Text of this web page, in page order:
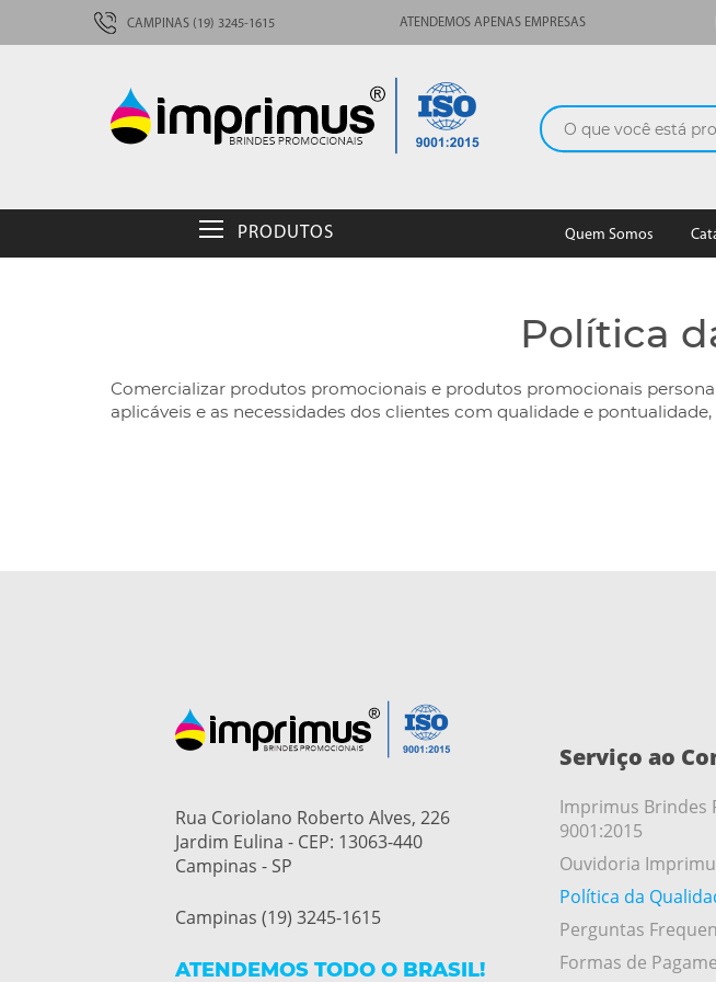
CAMPINAS (19) 3245-1615 ATENDEMOS APENAS EMPRESAS
PRODUTOS Quem Somos
Política
Comercializar produtos promocionais e produtos promocionais
aplicáveis e as necessidades dos clientes com qualidade e
Rua Coriolano Roberto Alves, 226
Jardim Eulina - CEP: 13063-440
Campinas - SP
Campinas (19) 3245-1615
ATENDEMOS TODO O BRASIL!
Serviço ao
Imprimus Brindes
9001:2015
Ouvidoria
Política da
Perguntas
Formas de